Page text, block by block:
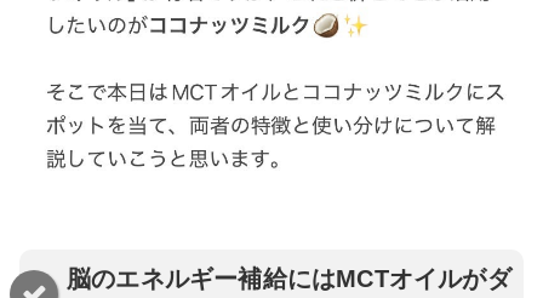
脳のエネルギー補給にはMCTオイルがダ